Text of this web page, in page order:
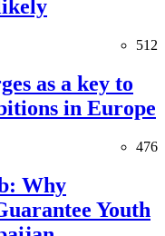
512
as a key to
in Europe
476
Why
Youth